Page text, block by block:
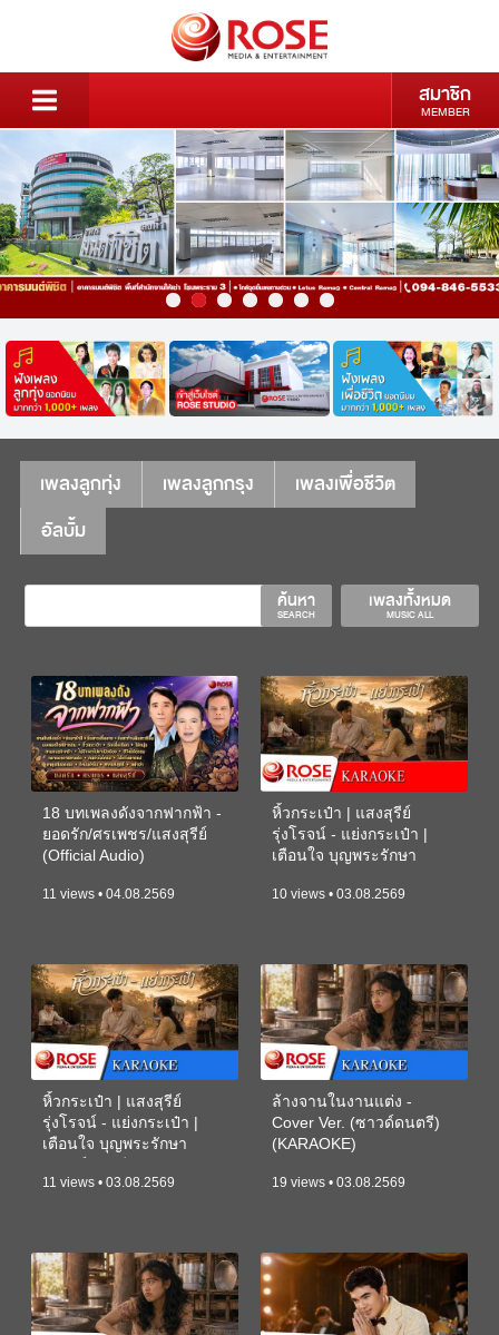
สมาชิก
MEMBER
เพลงลูกทุ่ง เพลงลูกกรุง
เพลงเพื่อชีวิต
อัลบั้ม
เพลงทั้งหมด
MUSIC ALL
ค้นหา
SEARCH
18 บทเพลงดังจากฟากฟ้า -
ยอดรัก/ศรเพชร/แสงสุรีย์
(Official Audio)
11 views • 04.08.2569
หิ้วกระเป๋า | แสงสุรีย์
รุ่งโรจน์ - แย่งกระเป๋า |
เตือนใจ บุญพระรักษา
10 views • 03.08.2569
หิ้วกระเป๋า | แสงสุรีย์
รุ่งโรจน์ - แย่งกระเป๋า |
เตือนใจ บุญพระรักษา
11 views • 03.08.2569
ล้างจานในงานแต่ง -
Cover Ver. (ซาวด์ดนตรี)
(KARAOKE)
19 views • 03.08.2569